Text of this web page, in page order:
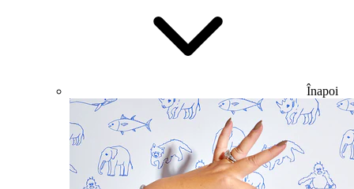
Înapoi